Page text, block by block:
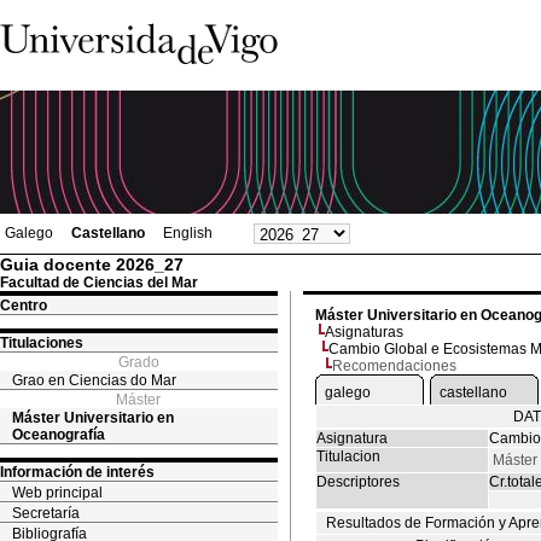
Galego Castellano English
Guia docente 2026_27
Facultad de Ciencias del Mar
Centro
Titulaciones
Grado
Grao en Ciencias do Mar
Máster
Máster Universitario en
Oceanografía
Información de interés
Web principal
Secretaría
Bibliografía
Máster Universitario en
Asignaturas
Cambio Global e Ecosistemas
Recomendaciones
galego
castellano
Asignatura
Titulacion
Descriptores
Resultados de Formación y